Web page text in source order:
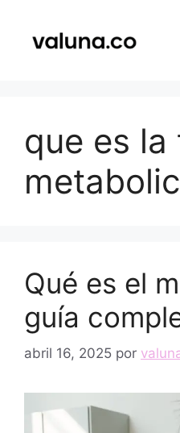
contenido
que es la
Qué es el
guía
abril 16, 2025 por